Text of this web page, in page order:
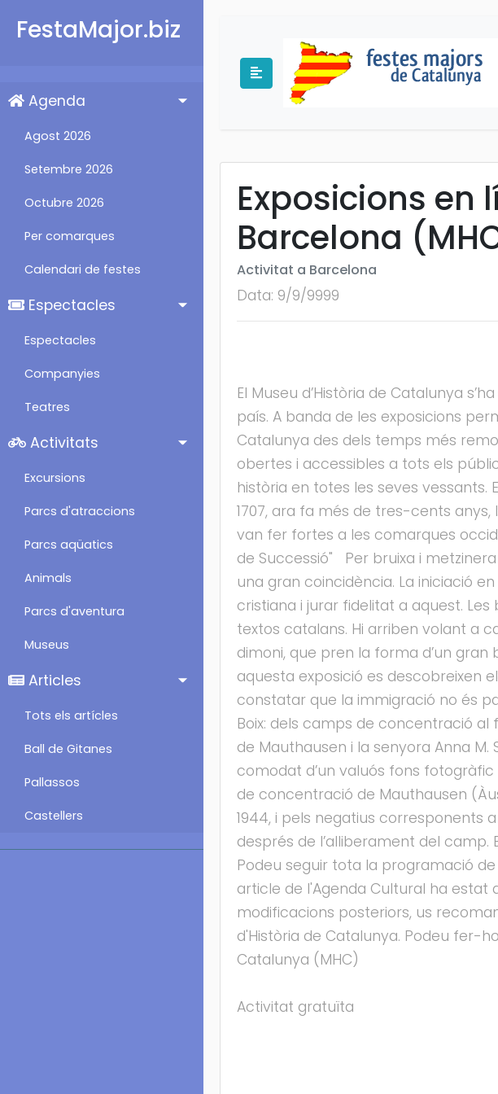
FestaMajor.biz
Agenda
Agost 2026
Setembre 2026
Octubre 2026
Per comarques
Calendari de festes
Espectacles
Espectacles
Companyies
Teatres
Activitats
Excursions
Parcs d'atraccions
Parcs aqüatics
Animals
Parcs d'aventura
Museus
Articles
Tots els artícles
Ball de Gitanes
Pallassos
Castellers
Exposicions en
Barcelona
Activitat a Barcelona
Data: 9/9/9999
El Museu d’Història de Catalunya
país. A banda de les exposicions
Catalunya des dels temps més
obertes i accessibles a tots els
història en totes les seves vessants.
1707, ara fa més de tres-cents
van fer fortes a les comarques
de Successió" Per bruixa i
una gran coincidència. La iniciació
cristiana i jurar fidelitat a aquest.
textos catalans. Hi arriben volant a
dimoni, que pren la forma d’un gran
aquesta exposició es descobreixen
constatar que la immigració no és
Boix: dels camps de concentració al
de Mauthausen i la senyora Anna
comodat d’un valuós fons
de concentració de Mauthausen
1944, i pels negatius corresponents
després de l’alliberament del camp.
Podeu seguir tota la programació
article de l'Agenda Cultural ha estat
modificacions posteriors, us
d'Història de Catalunya. Podeu fer-
Catalunya (MHC)
Activitat gratuïta